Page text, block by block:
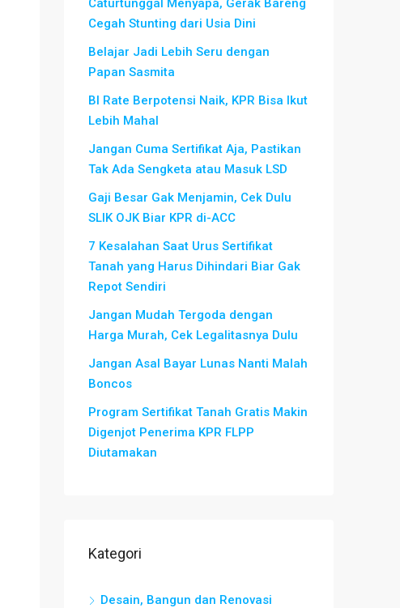
Caturtunggal Menyapa, Gerak Bareng
Cegah Stunting dari Usia Dini
Belajar Jadi Lebih Seru dengan
Papan Sasmita
BI Rate Berpotensi Naik, KPR Bisa Ikut
Lebih Mahal
Jangan Cuma Sertifikat Aja, Pastikan
Tak Ada Sengketa atau Masuk LSD
Gaji Besar Gak Menjamin, Cek Dulu
SLIK OJK Biar KPR di-ACC
7 Kesalahan Saat Urus Sertifikat
Tanah yang Harus Dihindari Biar Gak
Repot Sendiri
Jangan Mudah Tergoda dengan
Harga Murah, Cek Legalitasnya Dulu
Jangan Asal Bayar Lunas Nanti Malah
Boncos
Program Sertifikat Tanah Gratis Makin
Digenjot Penerima KPR FLPP
Diutamakan
Kategori
Desain, Bangun dan Renovasi